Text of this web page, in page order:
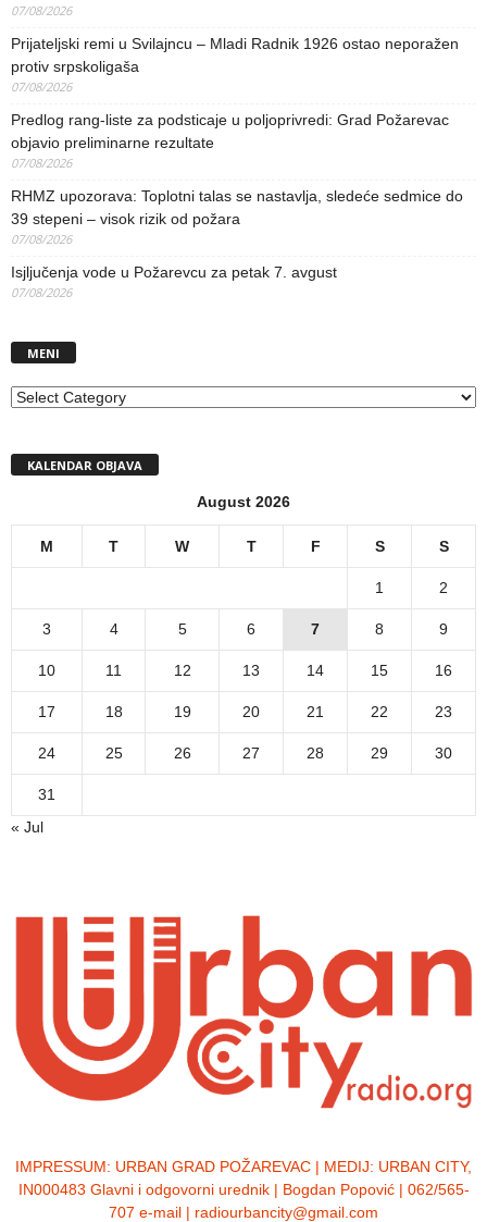
07/08/2026
Prijateljski remi u Svilajncu – Mladi Radnik 1926 ostao neporažen
protiv srpskoligaša
07/08/2026
Predlog rang-liste za podsticaje u poljoprivredi: Grad Požarevac
objavio preliminarne rezultate
07/08/2026
RHMZ upozorava: Toplotni talas se nastavlja, sledeće sedmice do
39 stepeni – visok rizik od požara
07/08/2026
Isjljučenja vode u Požarevcu za petak 7. avgust
07/08/2026
MENI
MENI
KALENDAR OBJAVA
August 2026
M T W T F S S
1 2
3 4 5 6 7 8 9
10 11 12 13 14 15 16
17 18 19 20 21 22 23
24 25 26 27 28 29 30
31
« Jul
IMPRESSUM: URBAN GRAD POŽAREVAC | MEDIJ: URBAN CITY,
IN000483 Glavni i odgovorni urednik | Bogdan Popović | 062/565-
707 e-mail | radiourbancity@gmail.com